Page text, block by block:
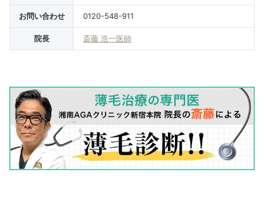
お問い合わせ 0120-548-911
院長 斎藤 浩一医師